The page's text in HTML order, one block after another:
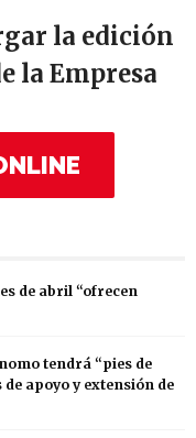
la edición
la Empresa
de abril “ofrecen
tendrá “pies de
apoyo y extensión de